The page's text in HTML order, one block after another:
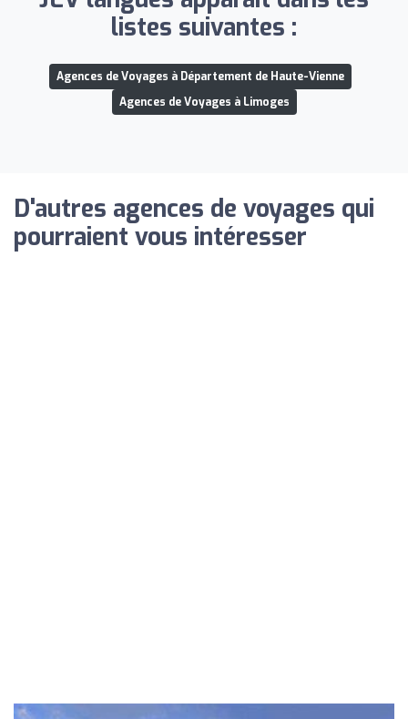
listes suivantes :
Agences de Voyages à Département de Haute-Vienne
Agences de Voyages à Limoges
D'autres agences de voyages qui
pourraient vous intéresser